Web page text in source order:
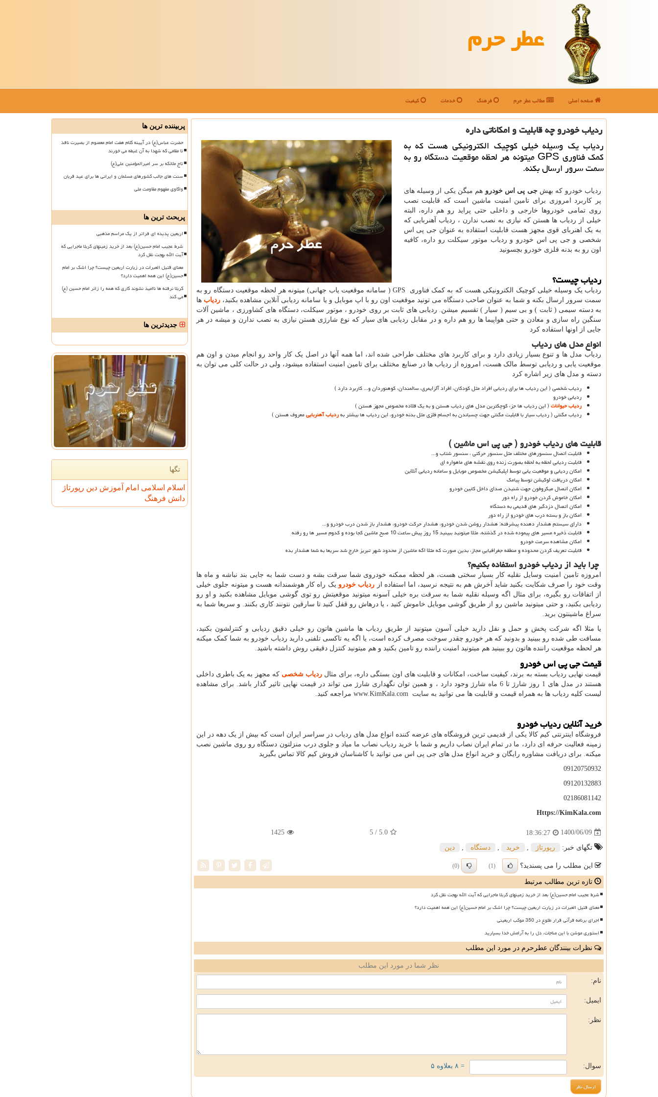
عطر حرم
صفحه اصلی مطالب عطر حرم فرهنگ خدمات کیفیت
ردیاب خودرو چه قابلیت و امکاناتی داره
ردیاب یک وسیله خیلی کوچیک الکترونیکی هست که به
کمک فناوری GPS میتونه هر لحظه موقعیت دستگاه رو به
سمت سرور ارسال بکنه.
ردیاب خودرو که بهشجی پی اس خودرو هم میگن یکی از وسیله های
پر کاربرد امروزی برای تامین امنیت ماشین است که قابلیت نصب
روی تمامی خودروها خارجی و داخلی حتی پراید رو هم داره، البته
خیلی از ردیاب ها هستن که نیازی به نصب ندارن ، ردیاب آهنربایی که
به یک اهنربای قوی مجهز هست قابلیت استفاده به عنوان جی پی اس
شخصی و جی پی اس خودرو و ردیاب موتور سیکلت رو داره، کافیه
اون رو به بدنه فلزی خودرو بچسونید
ردیاب چیست؟
ردیاب یک وسیله خیلی کوچیک الکترونیکی هست که به کمک فناوری GPS ( سامانه موقعیت یاب جهانی) میتونه هر لحظه موقعیت دستگاه رو به
سمت سرور ارسال بکنه و شما به عنوان صاحب دستگاه می تونید موقعیت اون رو با اپ موبایل و یا سامانه ردیابی آنلاین مشاهده بکنید، ردیاب ها
به دسته سیمی ( ثابت ) و بی سیم ( سیار ) تقسیم میشن. ردیابی های ثابت بر روی خودرو ، موتور سیکلت، دستگاه های کشاورزی ، ماشین آلات
سنگین راه سازی و معادن و حتی هواپیما ها رو هم داره و در مقابل ردیابی های سیار که نوع شارژی هستن نیازی به نصب ندارن و میشه در هر
جایی از اونها استفاده کرد
انواع مدل های ردیاب
ردیاب مدل ها و تنوع بسیار زیادی دارد و برای کاربرد های مختلف طراحی شده اند، اما همه آنها در اصل یک کار واحد رو انجام میدن و اون هم
موقعیت یابی و ردیابی توسط مالک هست، امروزه از ردیاب ها در صنایع مختلف برای تامین امنیت استفاده میشود، ولی در حالت کلی می توان به
دسته و مدل های زیر اشاره کرد
ردیاب شخصی ( این ردیاب ها برای ردیابی افراد مثل کودکان، افراد آلزایمری، سالمندان، کوهنوردان و... کاربرد دارد )
ردیابی خودرو
ردیاب حیوانات( این ردیاب ها جزء کوچکترین مدل های ردیاب هستن و به یک قلاده مخصوص مجهز هستن )
ردیاب مگنتی ( ردیاب سیار با قابلیت مگنتی جهت چسباندن به اجسام فلزی مثل بدنه خودرو، این ردیاب ها بیشتر بهردیاب آهنرباییمعروف هستن )
قابلیت های ردیاب خودرو ( جی پی اس ماشین )
قابلیت اتصال سنسورهای مختلف مثل سنسور حرکتی ، سنسور شتاب و...
قابلیت ردیابی لحظه به لحظه بصورت زنده روی نقشه های ماهواره ای
امکان ردیابی و موقعیت یابی توسط اپلیکیشن مخصوص موبایل و سامانه ردیابی آنلاین
امکان دریافت لوکیشن توسط پیامک
امکان اتصال میکروفون جهت شنیدن صدای داخل کابین خودرو
امکان خاموش کردن خودرو از راه دور
امکان اتصال دزدگیر های قدیمی به دستگاه
امکان باز و بسته درب های خودرو از راه دور
دارای سیستم هشدار دهنده پیشرفته: هشدار روشن شدن خودرو، هشدار حرکت خودرو، هشدار باز شدن درب خودرو و...
قابلیت ذخیره مسیر های پیموده شده در گذشته، مثلا میتونید ببینید 15 روز پیش ساعت 10 صبح ماشین کجا بوده و کدوم مسیر ها رو رفته
امکان مشاهده سرعت خودرو
قابلیت تعریف کردن محدوده و منطقه جغرافیایی مجاز، بدین صورت که مثلا اگه ماشین از محدود شهر تبریز خارج شد سریعا به شما هشدار بده
چرا باید از ردیاب خودرو استفاده بکنیم؟
امروزه تامین امنیت وسایل نقلیه کار بسیار سختی هست، هر لحظه ممکنه خودروی شما سرقت بشه و دست شما به جایی بند نباشه و ماه ها
وقت خود را صرف شکایت بکنید شاید آخرش هم به نتیجه نرسید، اما استفاده از ردیاب خودرو یک راه کار هوشمندانه هست و میتونه جلوی خیلی
از اتفاقات رو بگیره، برای مثال اگه وسیله نقلیه شما به سرقت بره خیلی آسونه میتونید موقعیتش رو توی گوشی موبایل مشاهده بکنید و او رو
ردیابی بکنید، و حتی میتونید ماشین رو از طریق گوشی موبایل خاموش کنید ، یا درهاش رو قفل کنید تا سارقین نتونند کاری بکنند. و سریعا شما به
سراغ ماشینتون برید.
یا مثلا اگه شرکت پخش و حمل و نقل دارید خیلی آسون میتونید از طریق ردیاب ها ماشین هاتون رو خیلی دقیق ردیابی و کنترلشون بکنید،
مسافت طی شده رو ببینید و بدونید که هر خودرو چقدر سوخت مصرف کرده است، یا اگه یه تاکسی تلفنی دارید ردیاب خودرو به شما کمک میکنه
هر لحظه موقعیت راننده هاتون رو ببینید هم میتونید امنیت راننده رو تامین بکنید و هم میتونید کنتزل دقیقی روش داشته باشید.
قیمت جی پی اس خودرو
قیمت نهایی ردیاب بسته به برند، کیفیت ساخت، امکانات و قابلیت های اون بستگی داره، برای مثالردیاب شخصی که مجهز به یک باطری داخلی
هستند در مدل های 1 روز شارژ تا 6 ماه شارژ وجود دارد ، و همین توان نگهداری شارژ می تواند در قیمت نهایی تاثیر گذار باشد. برای مشاهده
لیست کلیه ردیاب ها به همراه قیمت و قابلیت ها می توانید به سایت www.KimKala.com مراجعه کنید.
خرید آنلاین ردیاب خودرو
فروشگاه اینترنتی کیم کالا یکی از قدیمی ترین فروشگاه های عرضه کننده انواع مدل های ردیاب در سراسر ایران است که بیش از یک دهه در این
زمینه فعالیت حرفه ای دارد، ما در تمام ایران نصاب داریم و شما با خرید ردیاب نصاب ما میاد و جلوی درب منزلتون دستگاه رو روی ماشین نصب
میکنه. برای دریافت مشاوره رایگان و خرید انواع مدل های جی پی اس می توانید با کاشناسان فروش کیم کالا تماس بگیرید
09120750932
09120132883
02186081142
Https://KimKala.com
1400/06/09
18:36:27
5.0
/ 5
1425
تگهای خبر: رپورتاژ خرید دستگاه دین
این مطلب را می پسندید؟ (1)
(0)
تازه ترین مطالب مرتبط
شرط عجیب امام حسین(ع) بعد از خرید زمینهای کربلا ماجرایی که آیت الله بهجت نقل کرد
معنای قتیل العبرات در زیارت اربعین چیست؟ چرا اشک بر امام حسین(ع) این همه اهمیت دارد؟
اجرای برنامه قرآنی قرار طلوع در 350 موکب اربعینی
استوری موشن با این مناجات، دل را به آرامش خدا بسپارید
نظرات بینندگان عطرحرم در مورد این مطلب
نظر شما در مورد این مطلب
نام:
ایمیل:
نظر:
سوال: = ۸ بعلاوه ۵
پربیننده ترین ها
حضرت عباس(ع) در آیینه کلام هفت امام معصوم از بصیرت نافذ
تا مقامی که شهدا به آن غبطه می خورند
تاج ملائکه بر سر امیرالمؤمنین علی(ع)
سنت های جالب کشورهای مسلمان و ایرانی ها برای عید قربان
واکاوی مفهوم مقاومت ملی
پربحث ترین ها
اربعین پدیده ای فراتر از یک مراسم مذهبی
شرط عجیب امام حسین(ع) بعد از خرید زمینهای کربلا ماجرایی که
آیت الله بهجت نقل کرد
معنای قتیل العبرات در زیارت اربعین چیست؟ چرا اشک بر امام
حسین(ع) این همه اهمیت دارد؟
کربلا نرفته ها ناامید نشوند کاری که همه را زائر امام حسین (ع)
می کند
جدیدترین ها
تگها
اسلام اسلامی امام آموزش دین رپورتاژ
دانش فرهنگ